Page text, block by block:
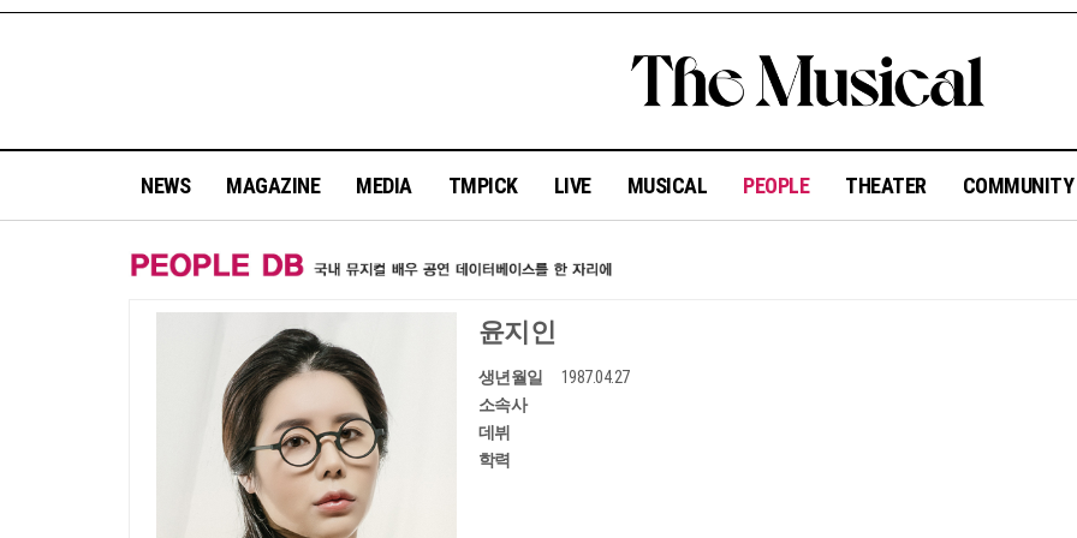
NEWS MAGAZINE MEDIA TMPICK LIVE MUSICAL PEOPLE THEATER COMMUNITY
윤지인
생년월일
1987.04.27
소속사
데뷔
학력